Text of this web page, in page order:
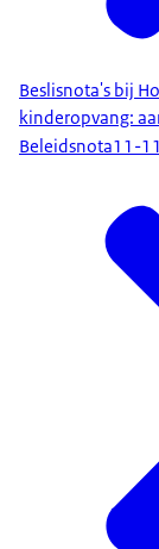
Beslisnota's bij
kinderopvang:
Beleidsnota11-